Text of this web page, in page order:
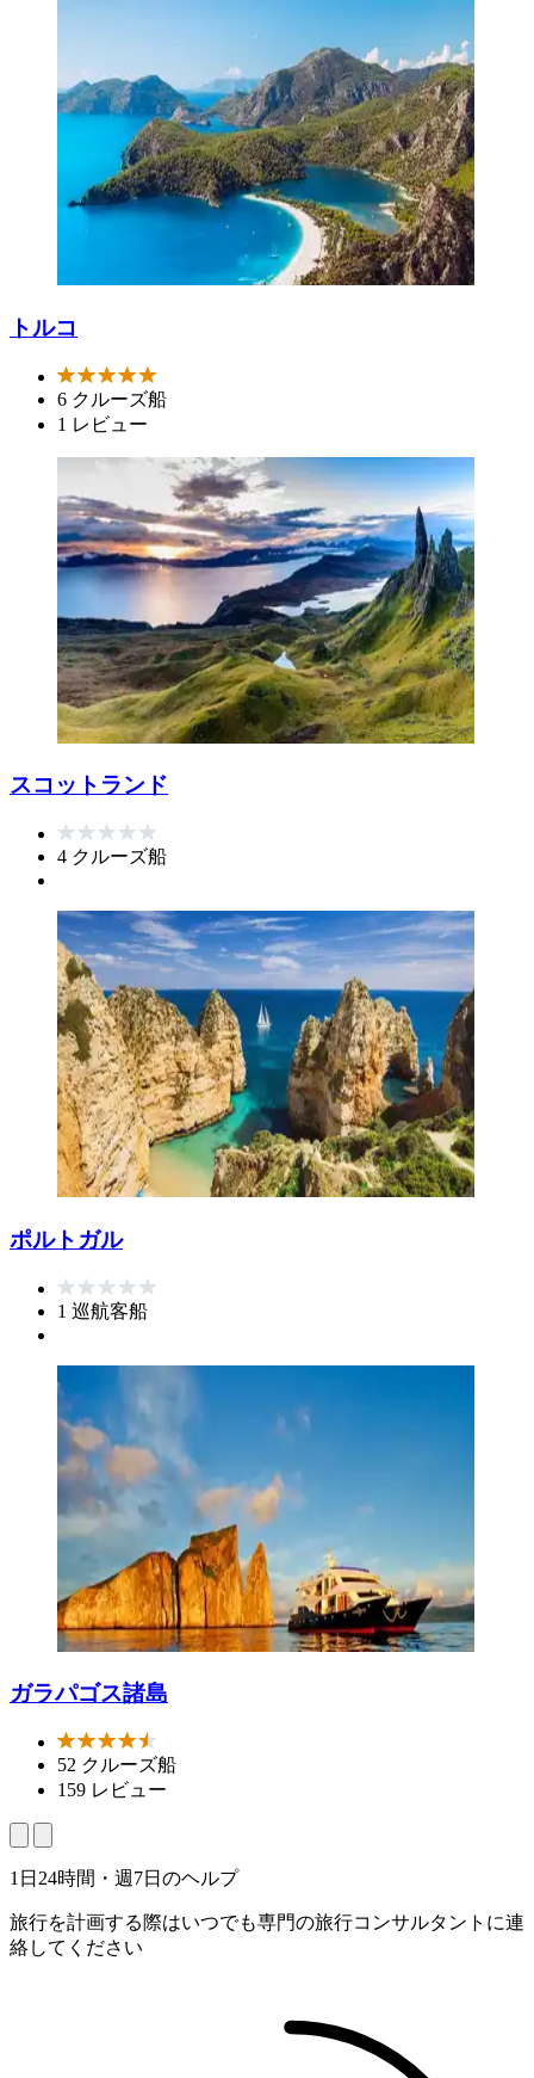
トルコ
6 クルーズ船
1 レビュー
スコットランド
4 クルーズ船
ポルトガル
1 巡航客船
ガラパゴス諸島
52 クルーズ船
159 レビュー
1日24時間・週7日のヘルプ
旅行を計画する際はいつでも専門の旅行コンサルタントに連
絡してください